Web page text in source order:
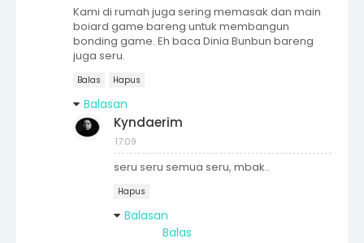
Kami di rumah juga sering memasak dan main
boiard game bareng untuk membangun
bonding game. Eh baca Dinia Bunbun bareng
juga seru.
Balas Hapus
Balasan
Kyndaerim
17:09
seru seru semua seru, mbak..
Hapus
Balasan
Balas